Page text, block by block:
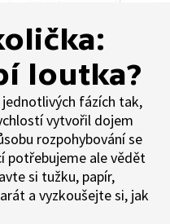
loutka?
fázích tak,
vytvořil dojem
rozpohybování se
potřebujeme ale vědět
si tužku, papír,
a vyzkoušejte si, jak